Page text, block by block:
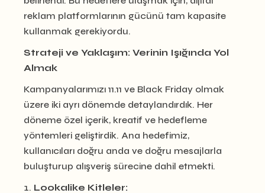
reklam platformlarının gücünü tam kapasite
kullanmak gerekiyordu.
Strateji ve Yaklaşım: Verinin Işığında Yol
Almak
Kampanyalarımızı 11.11 ve Black Friday olmak
üzere iki ayrı dönemde detaylandırdık. Her
döneme özel içerik, kreatif ve hedefleme
yöntemleri geliştirdik. Ana hedefimiz,
kullanıcıları doğru anda ve doğru mesajlarla
buluşturup alışveriş sürecine dahil etmekti.
Lookalike Kitleler: